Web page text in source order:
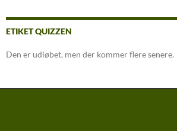
ETIKET QUIZZEN
Den er udløbet, men der kommer flere senere.